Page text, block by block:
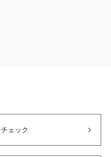
ェック